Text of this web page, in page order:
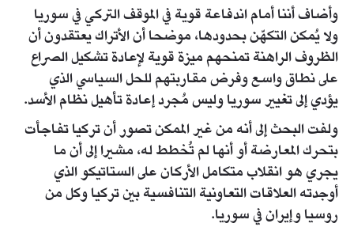
وأضاف أننا أمام اندفاعة قوية في الموقف التركي في سوريا
ولا يُمكن التكهّن بحدودها، موضحا أن الأتراك يعتقدون أن
الظروف الراهنة تمنحهم ميزة قوية لإعادة تشكيل الصراع
على نطاق واسع وفرض مقاربتهم للحل السياسي الذي
يؤدي إلى تغيير سوريا وليس مُجرد إعادة تأهيل نظام الأسد.
ولفت البحث إلى أنه من غير الممكن تصور أن تركيا تفاجأت
بتحرك المعارضة أو أنها لم تُخطط له، مشيرا إلى أن ما
يجري هو انقلاب متكامل الأركان على الستاتيكو الذي
أوجدته العلاقات التعاونية التنافسية بين تركيا وكل من
روسيا وإيران في سوريا.